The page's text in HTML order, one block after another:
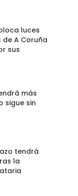
luces
A Coruña
sus
más
sigue sin
tendrá
la